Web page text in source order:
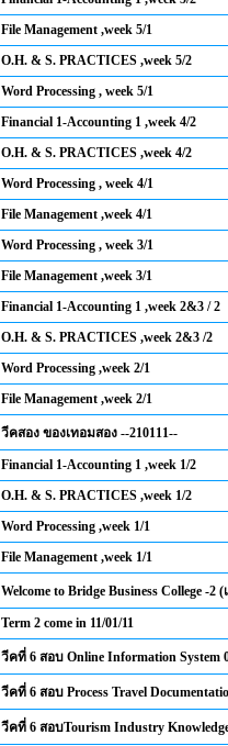
File Management ,week 5/1
O.H. & S. PRACTICES ,week 5/2
Word Processing , week 5/1
Financial 1-Accounting 1 ,week 4/2
O.H. & S. PRACTICES ,week 4/2
Word Processing , week 4/1
File Management ,week 4/1
Word Processing , week 3/1
File Management ,week 3/1
Financial 1-Accounting 1 ,week 2&3 / 2
O.H. & S. PRACTICES ,week 2&3 /2
Word Processing ,week 2/1
File Management ,week 2/1
วีคสอง ของเทอมสอง --210111--
Financial 1-Accounting 1 ,week 1/2
O.H. & S. PRACTICES ,week 1/2
Word Processing ,week 1/1
File Management ,week 1/1
Welcome to Bridge Business College -2
Term 2 come in 11/01/11
วีคที่ 6 สอบ Online Information System
วีคที่ 6 สอบ Process Travel
วีคที่ 6 สอบTourism Industry Knowledge